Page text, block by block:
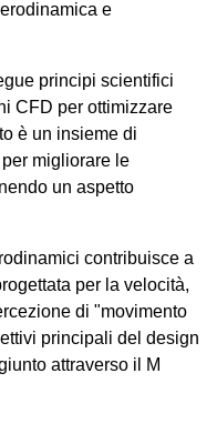
e
principi scientifici
CFD per ottimizzare
è un insieme di
migliorare le
un aspetto
contribuisce a
per la velocità,
di "movimento
principali del design
attraverso il M